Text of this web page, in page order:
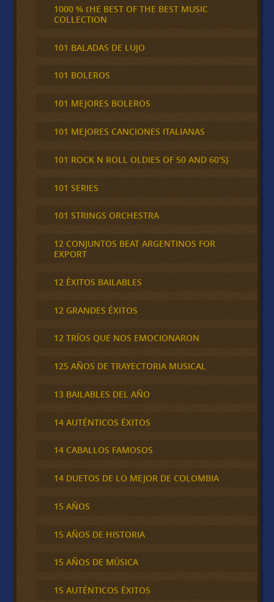
1000 % tHE BEST OF THE BEST MUSIC
COLLECTION
101 BALADAS DE LUJO
101 BOLEROS
101 MEJORES BOLEROS
101 MEJORES CANCIONES ITALIANAS
101 ROCK N ROLL OLDIES OF 50 AND 60'S}
101 SERIES
101 STRINGS ORCHESTRA
12 CONJUNTOS BEAT ARGENTINOS FOR
EXPORT
12 ÉXITOS BAILABLES
12 GRANDES ÉXITOS
12 TRÍOS QUE NOS EMOCIONARON
125 AÑOS DE TRAYECTORIA MUSICAL
13 BAILABLES DEL AÑO
14 AUTÉNTICOS ÉXITOS
14 CABALLOS FAMOSOS
14 DUETOS DE LO MEJOR DE COLOMBIA
15 AÑOS
15 AÑOS DE HISTORIA
15 AÑOS DE MÚSICA
15 AUTÉNTICOS ÉXITOS